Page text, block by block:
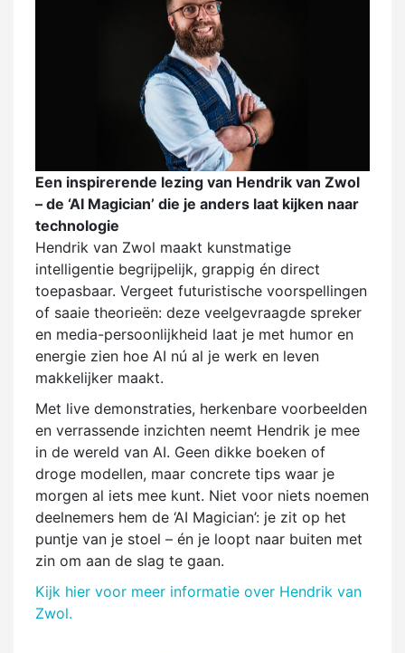
Een inspirerende lezing van Hendrik van Zwol
– de ‘AI Magician’ die je anders laat kijken naar
technologie
Hendrik van Zwol maakt kunstmatige
intelligentie begrijpelijk, grappig én direct
toepasbaar. Vergeet futuristische voorspellingen
of saaie theorieën: deze veelgevraagde spreker
en media-persoonlijkheid laat je met humor en
energie zien hoe AI nú al je werk en leven
makkelijker maakt.
Met live demonstraties, herkenbare voorbeelden
en verrassende inzichten neemt Hendrik je mee
in de wereld van AI. Geen dikke boeken of
droge modellen, maar concrete tips waar je
morgen al iets mee kunt. Niet voor niets noemen
deelnemers hem de ‘AI Magician’: je zit op het
puntje van je stoel – én je loopt naar buiten met
zin om aan de slag te gaan.
Kijk hier voor meer informatie over Hendrik van
Zwol.